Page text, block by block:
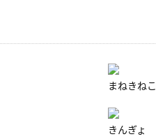
まねきねこ
きんぎょ